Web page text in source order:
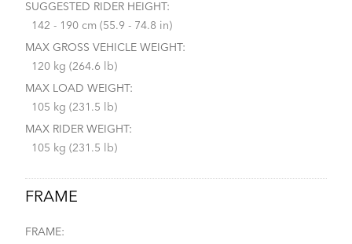
SUGGESTED RIDER HEIGHT:
142 - 190 cm (55.9 - 74.8 in)
MAX GROSS VEHICLE WEIGHT:
120 kg (264.6 lb)
MAX LOAD WEIGHT:
105 kg (231.5 lb)
MAX RIDER WEIGHT:
105 kg (231.5 lb)
FRAME
FRAME: